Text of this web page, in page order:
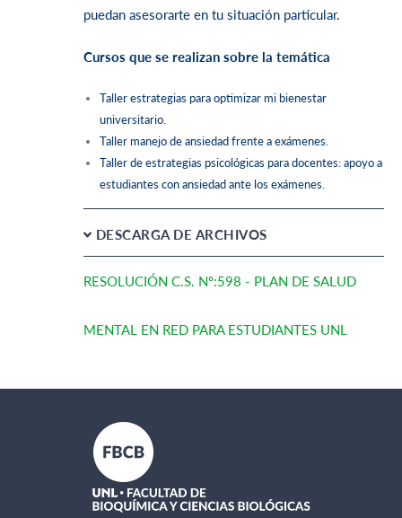
puedan asesorarte en tu situación particular.
Cursos que se realizan sobre la temática
Taller estrategias para optimizar mi bienestar
universitario.
Taller manejo de ansiedad frente a exámenes.
Taller de estrategias psicológicas para docentes: apoyo a
estudiantes con ansiedad ante los exámenes.
DESCARGA DE ARCHIVOS
RESOLUCIÓN C.S. Nº:598 - PLAN DE SALUD
MENTAL EN RED PARA ESTUDIANTES UNL